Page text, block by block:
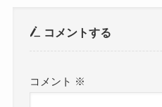
コメントする
コメント ※